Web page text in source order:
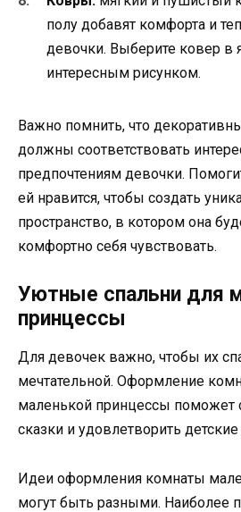
полу добавят комфорта и
девочки. Выберите ковер в
интересным рисунком.
Важно помнить, что
должны соответствовать
предпочтениям девочки.
ей нравится, чтобы создать
пространство, в котором она
комфортно себя чувствовать.
Уютные спальни для
принцессы
Для девочек важно, чтобы их
мечтательной. Оформление
маленькой принцессы поможет
сказки и удовлетворить
Идеи оформления комнаты
могут быть разными. Наиболее